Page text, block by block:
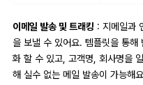
이메일 발송 및 트래킹 : 지메일과
을 보낼 수 있어요. 템플릿을 통해
화 할 수 있고, 고객명, 회사명을
해 실수 없는 메일 발송이 가능해